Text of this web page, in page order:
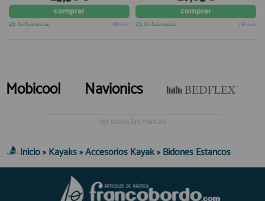
AFILIADOS
910 60 71 03
HORARIO de TIENDA:
Sábados de 10:00 a 14:00
910 51 49 87 Whatsapp
info@francobordo.com
registro profesional
comprar
En Existencias IVA incl.
comprar
En Existencias IVA incl.
Mobicool Navionics
ver todas las marcas
Inicio»Kayaks»Accesorios Kayak»Bidones Estancos